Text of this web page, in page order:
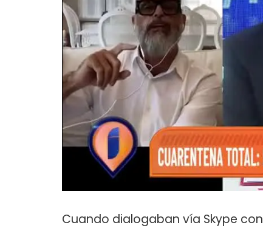
Cuando dialogaban vía Skype con